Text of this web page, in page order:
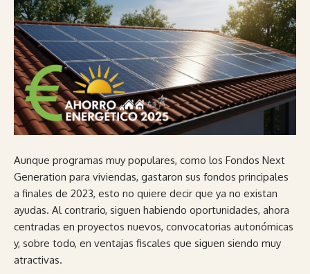
Aunque programas muy populares, como los Fondos Next
Generation para viviendas, gastaron sus fondos principales
a finales de 2023, esto no quiere decir que ya no existan
ayudas. Al contrario, siguen habiendo oportunidades, ahora
centradas en proyectos nuevos, convocatorias autonómicas
y, sobre todo, en ventajas fiscales que siguen siendo muy
atractivas.